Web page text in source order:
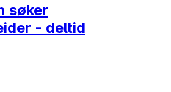
søker
- deltid